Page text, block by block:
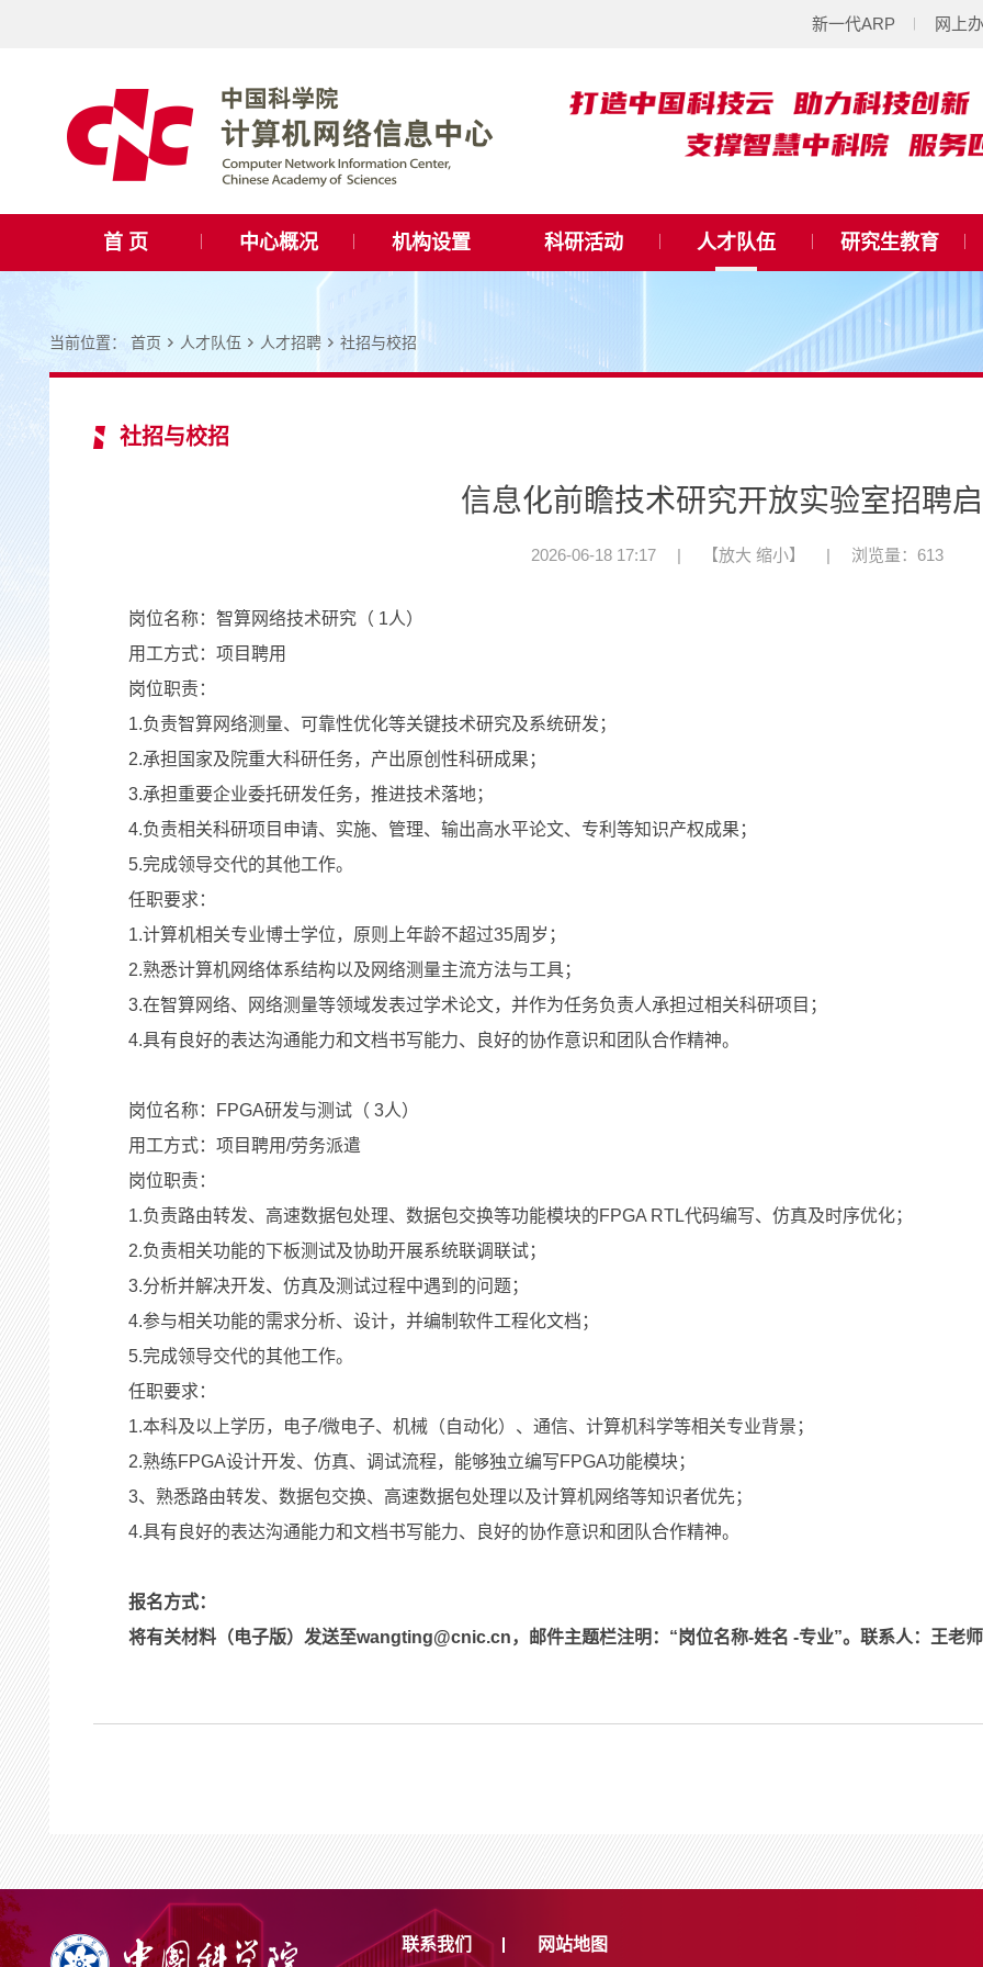
新一代ARP 网上
首 页 中心概况 机构设置 科研活动 人才队伍 研究生教育
当前位置： 首页 人才队伍 人才招聘 社招与校招
社招与校招
信息化前瞻技术研究开放实验室招聘
2026-06-18 17:17 | 【放大 缩小】 | 浏览量：613
岗位名称：智算网络技术研究（ 1人）
用工方式：项目聘用
岗位职责：
1.负责智算网络测量、可靠性优化等关键技术研究及系统研发；
2.承担国家及院重大科研任务，产出原创性科研成果；
3.承担重要企业委托研发任务，推进技术落地；
4.负责相关科研项目申请、实施、管理、输出高水平论文、专利等知识产权成果；
5.完成领导交代的其他工作。
任职要求：
1.计算机相关专业博士学位，原则上年龄不超过35周岁；
2.熟悉计算机网络体系结构以及网络测量主流方法与工具；
3.在智算网络、网络测量等领域发表过学术论文，并作为任务负责人承担过相关科研项目；
4.具有良好的表达沟通能力和文档书写能力、良好的协作意识和团队合作精神。
岗位名称：FPGA研发与测试（ 3人）
用工方式：项目聘用/劳务派遣
岗位职责：
1.负责路由转发、高速数据包处理、数据包交换等功能模块的FPGA RTL代码编写、仿真及时序优化；
2.负责相关功能的下板测试及协助开展系统联调联试；
3.分析并解决开发、仿真及测试过程中遇到的问题；
4.参与相关功能的需求分析、设计，并编制软件工程化文档；
5.完成领导交代的其他工作。
任职要求：
1.本科及以上学历，电子/微电子、机械（自动化）、通信、计算机科学等相关专业背景；
2.熟练FPGA设计开发、仿真、调试流程，能够独立编写FPGA功能模块；
3、熟悉路由转发、数据包交换、高速数据包处理以及计算机网络等知识者优先；
4.具有良好的表达沟通能力和文档书写能力、良好的协作意识和团队合作精神。
报名方式：
将有关材料（电子版）发送至wangting@cnic.cn，邮件主题栏注明：“岗位名称-姓名 -专业”。联系人：
王老
联系我们 网站地图